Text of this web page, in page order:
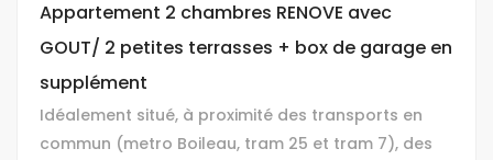
Appartement 2 chambres RENOVE avec
GOUT/ 2 petites terrasses + box de garage en
supplément
Idéalement situé, à proximité des transports en
commun (metro Boileau, tram 25 et tram 7), des